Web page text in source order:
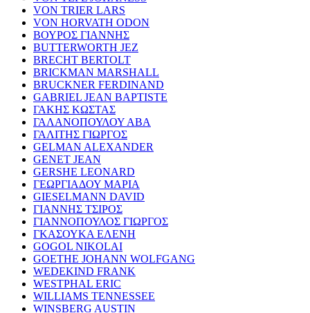
VON TRIER LARS
VON HORVATH ODON
ΒΟΥΡΟΣ ΓΙΑΝΝΗΣ
BUTTERWORTH JEZ
BRECHT BERTOLT
BRICKMAN MARSHALL
BRUCKNER FERDINAND
GABRIEL JEAN BAPTISTE
ΓΑΚΗΣ ΚΩΣΤΑΣ
ΓΑΛΑΝΟΠΟΥΛΟΥ ΑΒΑ
ΓΑΛΙΤΗΣ ΓΙΩΡΓΟΣ
GELMAN ALEXANDER
GENET JEAN
GERSHE LEONARD
ΓΕΩΡΓΙΑΔΟΥ ΜΑΡΙΑ
GIESELMANN DAVID
ΓΙΑΝΝΗΣ ΤΣΙΡΟΣ
ΓΙΑΝΝΟΠΟΥΛΟΣ ΓΙΩΡΓΟΣ
ΓΚΑΣΟΥΚΑ ΕΛΕΝΗ
GOGOL NIKOLAI
GOETHE JOHANN WOLFGANG
WEDEKIND FRANK
WESTPHAL ERIC
WILLIAMS TENNESSEE
WINSBERG AUSTIN